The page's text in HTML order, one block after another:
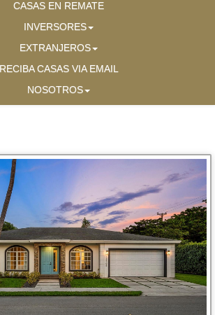
CASAS EN REMATE
INVERSORES
EXTRANJEROS
RECIBA CASAS VIA EMAIL
NOSOTROS